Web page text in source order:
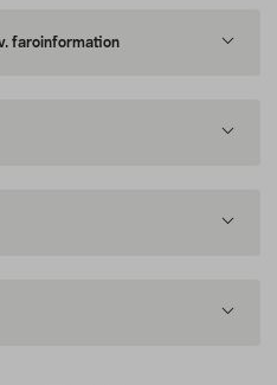
faroinformation